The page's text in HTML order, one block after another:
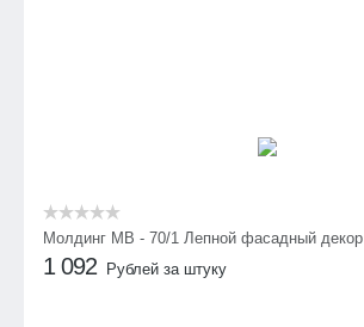
Молдинг МВ - 70/1 Лепной фасадный декор
1 092 Рублей за штуку